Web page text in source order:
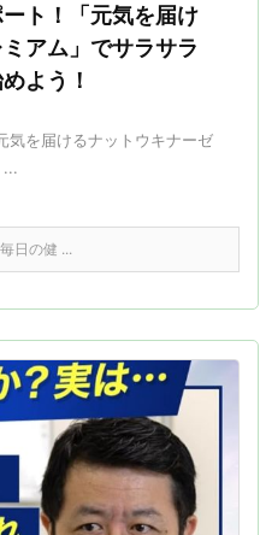
ト！「元気を届け
アム」でサラサラ
よう！
気を届けるナットウキナーゼ
毎日の健 ...